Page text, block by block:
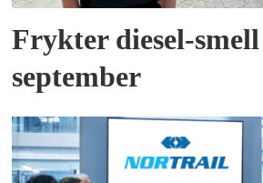
Frykter diesel-
september